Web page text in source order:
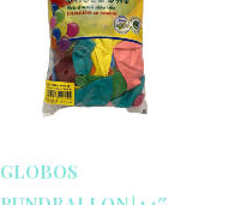
GLOBOS